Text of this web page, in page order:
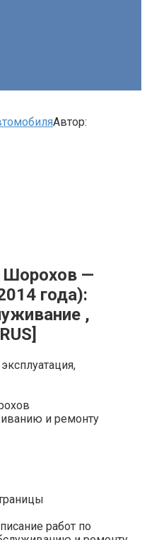
Автор:
Шорохов —
года):
,
и ремонту
работ по